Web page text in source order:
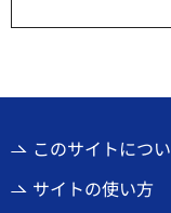
このサイトにつ
サイトの使い方